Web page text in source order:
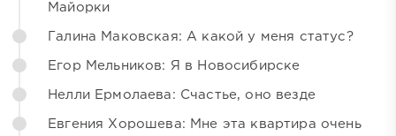
Майорки
Галина Маковская: А какой у меня статус?
Егор Мельников: Я в Новосибирске
Нелли Ермолаева: Счастье, оно везде
Евгения Хорошева: Мне эта квартира очень